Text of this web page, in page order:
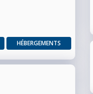
HÉBERGEMENTS